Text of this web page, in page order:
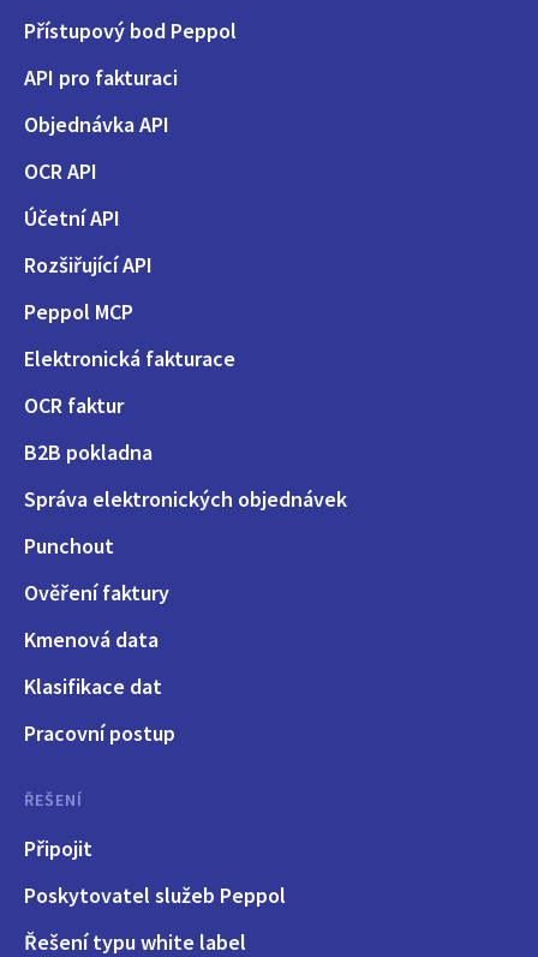
Přístupový bod Peppol
API pro fakturaci
Objednávka API
OCR API
Účetní API
Rozšiřující API
Peppol MCP
Elektronická fakturace
OCR faktur
B2B pokladna
Správa elektronických objednávek
Punchout
Ověření faktury
Kmenová data
Klasifikace dat
Pracovní postup
ŘEŠENÍ
Připojit
Poskytovatel služeb Peppol
Řešení typu white label